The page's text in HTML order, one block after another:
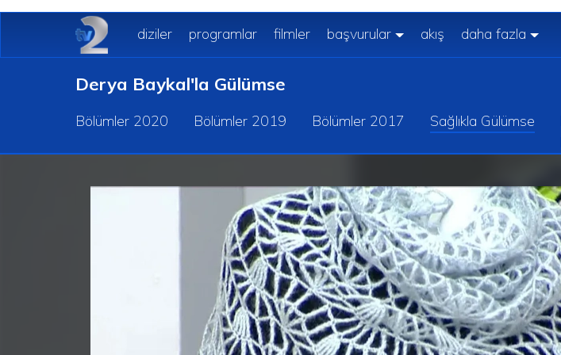
diziler programlar filmler başvurular akış daha fazla
Derya Baykal'la Gülümse
Bölümler 2020 Bölümler 2019 Bölümler 2017 Sağlıkla Gülümse